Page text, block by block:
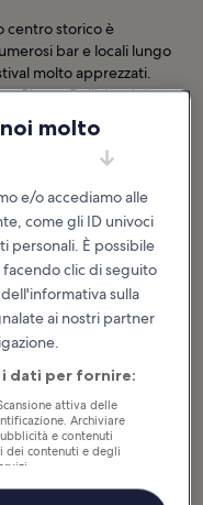
centro storico è
bar e locali lungo
molto apprezzati.
Pietro. Dall’alto del suo
mozzafiato della città
sono Sigulda, Liepāja e
bellezze naturalistiche e
più
molto
e/o accediamo alle
come gli ID univoci
personali. È possibile
clic di seguito
sulla
ai nostri partner
dati per fornire:
attiva delle
Archiviare
e contenuti
dei contenuti e degli